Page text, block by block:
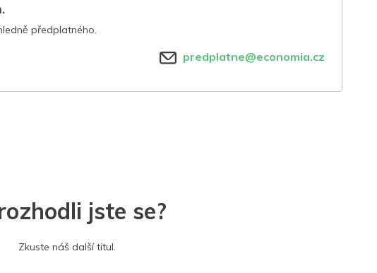
předplatného.
predplatne@economia.cz
jste se?
Zkuste náš další titul.